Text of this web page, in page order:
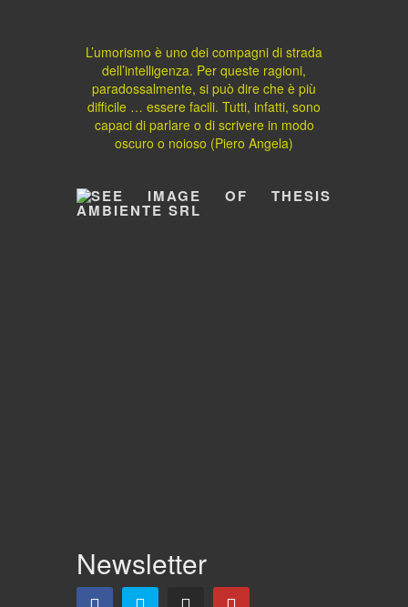
L’umorismo è uno dei compagni di strada
dell’intelligenza. Per queste ragioni,
paradossalmente, si può dire che è più
difficile … essere facili. Tutti, infatti, sono
capaci di parlare o di scrivere in modo
oscuro o noioso (Piero Angela)
Newsletter